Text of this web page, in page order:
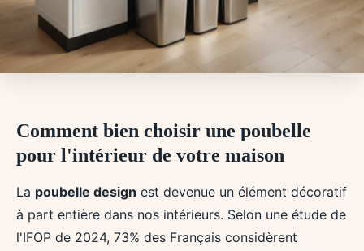
Comment bien choisir une poubelle
pour l'intérieur de votre maison
La poubelle design est devenue un élément décoratif
à part entière dans nos intérieurs. Selon une étude de
l'IFOP de 2024, 73% des Français considèrent